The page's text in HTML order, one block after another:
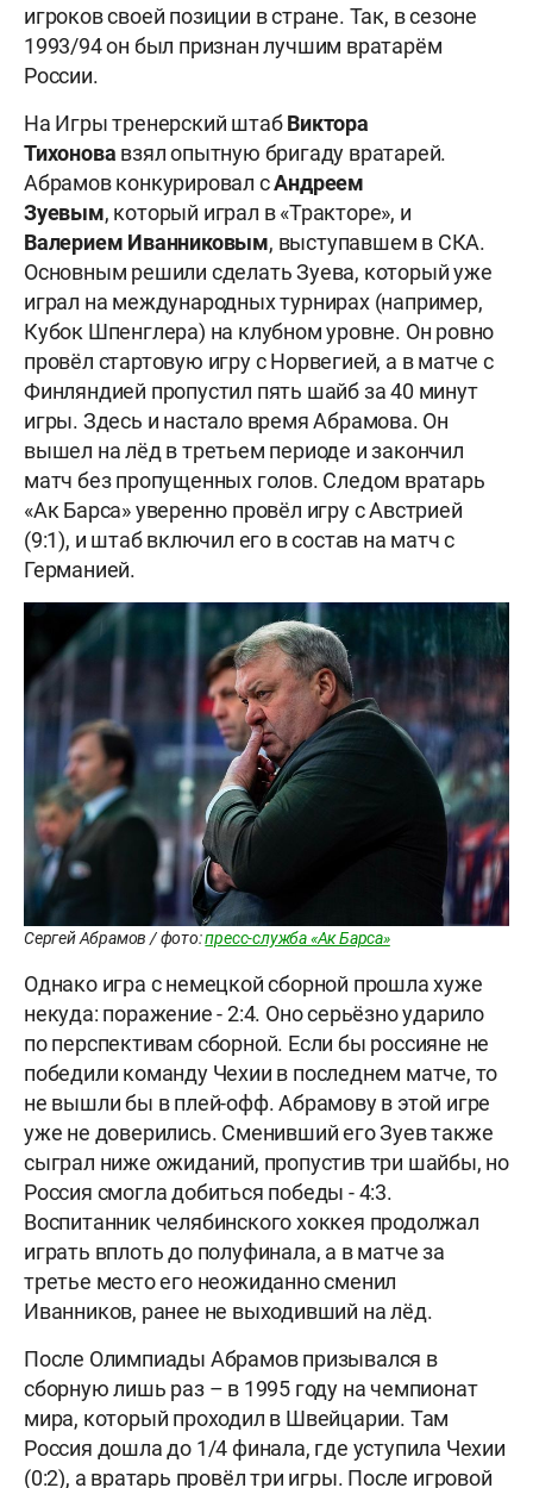
игроков своей позиции в стране. Так, в сезоне
1993/94 он был признан лучшим вратарём
России.
На Игры тренерский штабВиктора
Тихонова взял опытную бригаду вратарей.
Абрамов конкурировал сАндреем
Зуевым, который играл в «Тракторе», и
Валерием Иванниковым, выступавшем в СКА.
Основным решили сделать Зуева, который уже
играл на международных турнирах (например,
Кубок Шпенглера) на клубном уровне. Он ровно
провёл стартовую игру с Норвегией, а в матче с
Финляндией пропустил пять шайб за 40 минут
игры. Здесь и настало время Абрамова. Он
вышел на лёд в третьем периоде и закончил
матч без пропущенных голов. Следом вратарь
«Ак Барса» уверенно провёл игру с Австрией
(9:1), и штаб включил его в состав на матч с
Германией.
Сергей Абрамов / фото:пресс-служба «Ак Барса»
Однако игра с немецкой сборной прошла хуже
некуда: поражение - 2:4. Оно серьёзно ударило
по перспективам сборной. Если бы россияне не
победили команду Чехии в последнем матче, то
не вышли бы в плей-офф. Абрамову в этой игре
уже не доверились. Сменивший его Зуев также
сыграл ниже ожиданий, пропустив три шайбы, но
Россия смогла добиться победы - 4:3.
Воспитанник челябинского хоккея продолжал
играть вплоть до полуфинала, а в матче за
третье место его неожиданно сменил
Иванников, ранее не выходивший на лёд.
После Олимпиады Абрамов призывался в
сборную лишь раз – в 1995 году на чемпионат
мира, который проходил в Швейцарии. Там
Россия дошла до 1/4 финала, где уступила Чехии
(0:2), а вратарь провёл три игры. После игровой